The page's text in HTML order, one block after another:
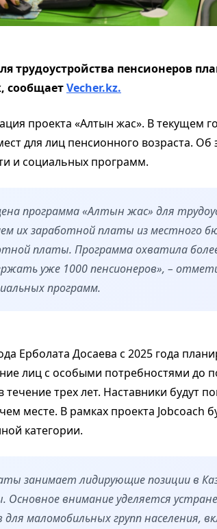
трудоустройства пенсионеров
сообщаетVecher.kz.
проекта «Алтын жас». В текущем
для лиц пенсионного возраста.
и социальных программ.
программа «Алтын жас» для
их заработной платы из местного
платы. Программа охватила
уже 1000 пенсионеров», –
программ.
Ерболата Досаева с 2025 года
лиц с особыми потребностями до
трех лет. Наставники будут
месте. В рамках проекта Jobcoach
категории.
занимает лидирующие позиции в
Основное внимание уделяется
маломобильных групп населения,